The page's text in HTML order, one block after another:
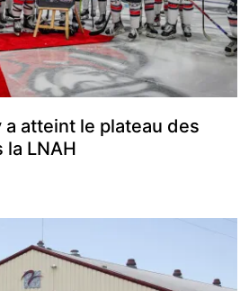
atteint le plateau des
LNAH